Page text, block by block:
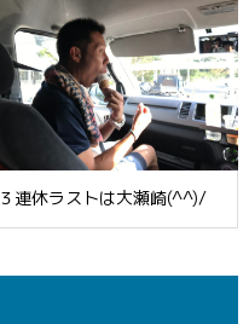
３連休ラストは大瀬崎(^^)/